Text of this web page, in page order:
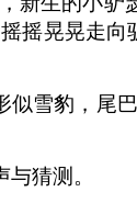
摇晃晃走
雪豹，尾
猜测。